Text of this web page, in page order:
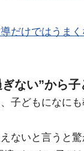
だけではうま
ない”から
どもになにも
えないと言うと